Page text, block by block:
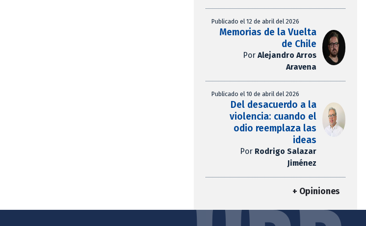
Publicado el 12 de abril del 2026
Memorias de la Vuelta
de Chile
Por Alejandro Arros
Aravena
Publicado el 10 de abril del 2026
Del desacuerdo a la
violencia: cuando el
odio reemplaza las
ideas
Por Rodrigo Salazar
Jiménez
+ Opiniones